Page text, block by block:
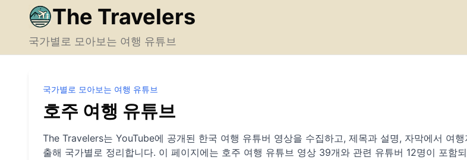
The Travelers
국가별로 모아보는 여행 유튜브
국가별로 모아보는 여행 유튜브
호주 여행 유튜브
The Travelers는 YouTube에 공개된 한국 여행 유튜버 영상을 수집하고, 제목과 설명, 자막에서 여행
출해 국가별로 정리합니다. 이 페이지에는 호주 여행 유튜브 영상 39개와 관련 유튜버 12명이 포함